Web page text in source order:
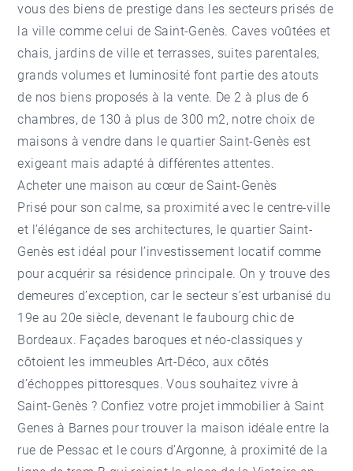
vous des biens de prestige dans les secteurs prisés de
la ville comme celui de Saint-Genès. Caves voûtées et
chais, jardins de ville et terrasses, suites parentales,
grands volumes et luminosité font partie des atouts
de nos biens proposés à la vente. De 2 à plus de 6
chambres, de 130 à plus de 300 m2, notre choix de
maisons à vendre dans le quartier Saint-Genès est
exigeant mais adapté à différentes attentes.
Acheter une maison au cœur de Saint-Genès
Prisé pour son calme, sa proximité avec le centre-ville
et l’élégance de ses architectures, le quartier Saint-
Genès est idéal pour l’investissement locatif comme
pour acquérir sa résidence principale. On y trouve des
demeures d’exception, car le secteur s’est urbanisé du
19e au 20e siècle, devenant le faubourg chic de
Bordeaux. Façades baroques et néo-classiques y
côtoient les immeubles Art-Déco, aux côtés
d’échoppes pittoresques. Vous souhaitez vivre à
Saint-Genès ? Confiez votre projet immobilier à Saint
Genes à Barnes pour trouver la maison idéale entre la
rue de Pessac et le cours d’Argonne, à proximité de la